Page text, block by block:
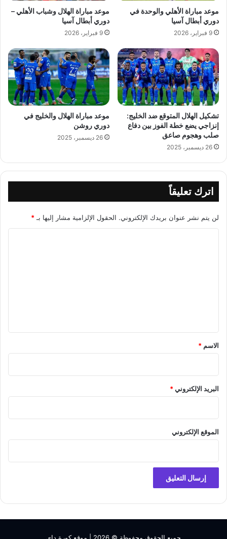
موعد مباراة الأهلي والوحدة في
دوري أبطال آسيا
9 فبراير، 2026
موعد مباراة الهلال وشباب الأهلي –
دوري أبطال آسيا
9 فبراير، 2026
تشكيل الهلال المتوقع ضد الخليج:
إنزاجي يضع خطة الفوز بين دفاع
صلب وهجوم صاعق
26 ديسمبر، 2025
موعد مباراة الهلال والخليج في
دوري روشن
26 ديسمبر، 2025
اترك تعليقاً
لن يتم نشر عنوان بريدك الإلكتروني. الحقول الإلزامية مشار إليها بـ *
*
الاسم *
البريد الإلكتروني*
الموقع الإلكتروني
جميع الحقوق محفوظة © 2026 | موقع كورة داي